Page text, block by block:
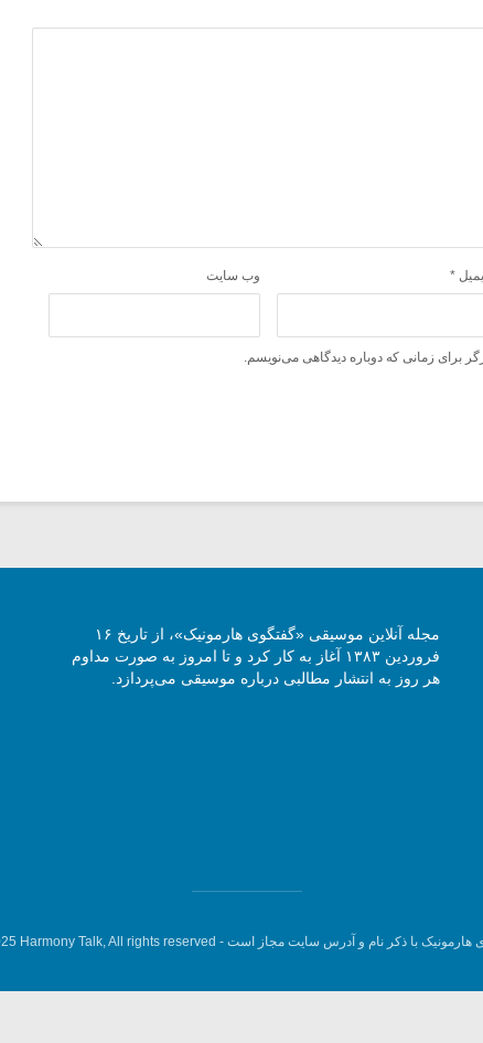
* وب‌ سایت
برای زمانی که دوباره دیدگاهی می‌نویسم.
مجله آنلاین موسیقی «گفتگوی هارمونیک»، از تاریخ ۱۶
فروردین ۱۳۸۳ آغاز به کار کرد و تا امروز به صورت مداوم
هر روز به انتشار مطالبی درباره موسیقی می‌پردازد.
هارمونیک با ذکر نام و آدرس سایت مجاز است - Harmony Talk, All rights reserved.